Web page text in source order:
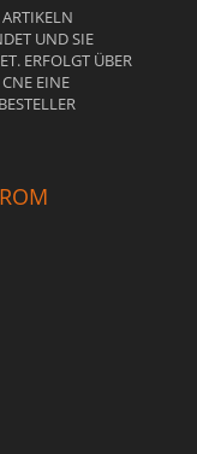
UND SIE
ERFOLGT ÜBER
EINE